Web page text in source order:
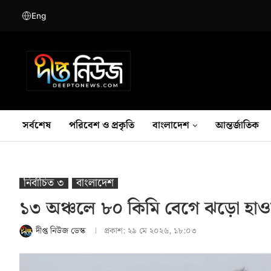
Eng
সর্বশেষ পরিবেশ ও প্রকৃতি বাংলাদেশ আন্তর্জাতিক
নির্বাচিত ৩ বাংলাদেশ
১৩ অঞ্চলে ৮০ কিমি বেগে ঝড়ো
দীপ্ত নিউজ ডেস্ক প্রকাশ: ২৯ মে ২০২৬, ১৮:০৩